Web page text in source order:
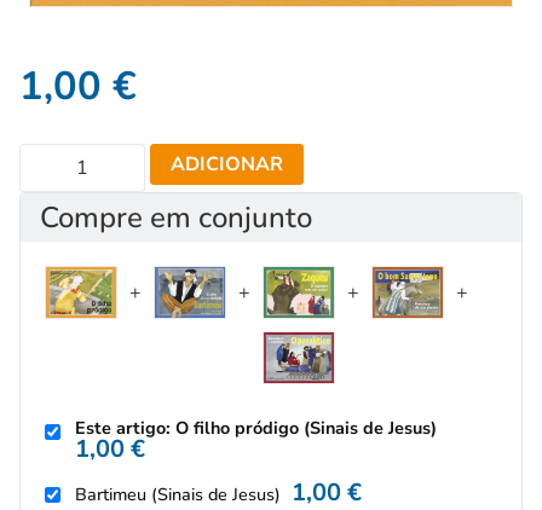
1,00 €
ADICIONAR
Compre em conjunto
Este artigo: O filho pródigo (Sinais de Jesus)
1,00€
Bartimeu (Sinais de Jesus) 1,00€